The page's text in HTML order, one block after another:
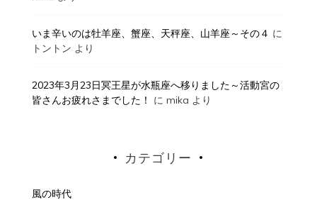
いま辛いのは牡羊座、蟹座、天秤座、山羊座～その４ に
トントン より
2023年3月23日冥王星が水瓶座へ移りました～活動宮の
皆さんお疲れさまでした！
に mika より
カテゴリー
風の時代